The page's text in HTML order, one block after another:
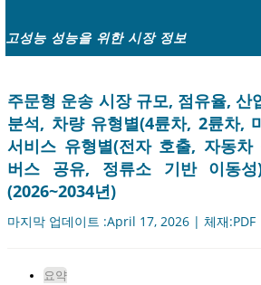
고성능 성능을 위한 시장 정보
주문형 운송 시장 규모, 점유율, 산
분석, 차량 유형별(4륜차, 2륜차,
서비스 유형별(전자 호출, 자동
버스 공유, 정류소 기반 이동
(2026~2034년)
마지막 업데이트 :April 17, 2026 | 체재
요약